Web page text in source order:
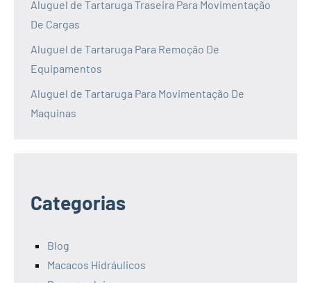
Aluguel de Tartaruga Traseira Para Movimentação
De Cargas
Aluguel de Tartaruga Para Remoção De
Equipamentos
Aluguel de Tartaruga Para Movimentação De
Maquinas
Categorias
Blog
Macacos Hidráulicos